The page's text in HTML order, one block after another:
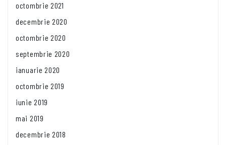
octombrie 2021
decembrie 2020
octombrie 2020
septembrie 2020
ianuarie 2020
octombrie 2019
iunie 2019
mai 2019
decembrie 2018